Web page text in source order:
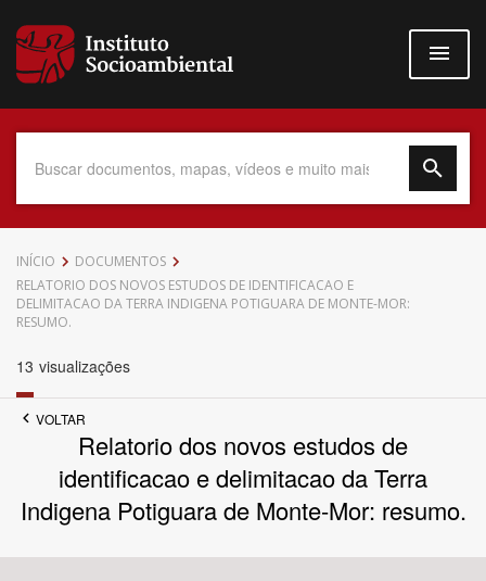
para
conteúdo
Data do Documento
Até
Povo Indígena
INÍCIO
DOCUMENTOS
RELATORIO DOS NOVOS ESTUDOS DE IDENTIFICACAO E
DELIMITACAO DA TERRA INDIGENA POTIGUARA DE MONTE-MOR:
RESUMO.
13 visualizações
VOLTAR
Relatorio dos novos estudos de
identificacao e delimitacao da Terra
Indigena Potiguara de Monte-Mor: resumo.